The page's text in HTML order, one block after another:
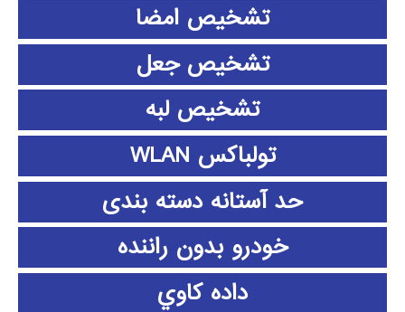
تشخیص امضا
تشخیص جعل
تشخیص لبه
تولباکس WLAN
حد آستانه دسته بندی
خودرو بدون راننده
داده كاوي